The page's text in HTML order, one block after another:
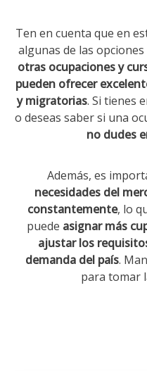
Ten en cuenta que en
algunas de las
otras ocupaciones y
pueden ofrecer
y migratorias. Si tienes
o deseas saber si una
no dudes
Además, es
necesidades del
constantemente, lo
puede asignar más
ajustar los
demanda del país.
para tomar